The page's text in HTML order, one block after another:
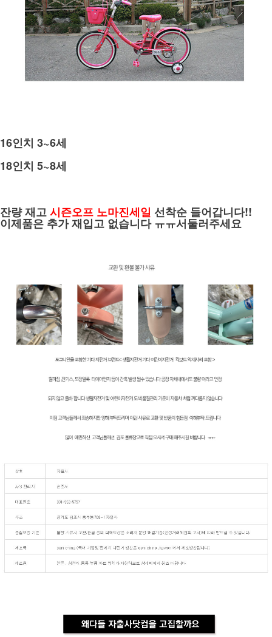
16인치 3~6세
18인치 5~8세
잔량 재고시즌오프 노마진세일 선착순 들어갑니다!!
이제품은 추가 재입고 없습니다 ㅠㅠ서둘러주세요